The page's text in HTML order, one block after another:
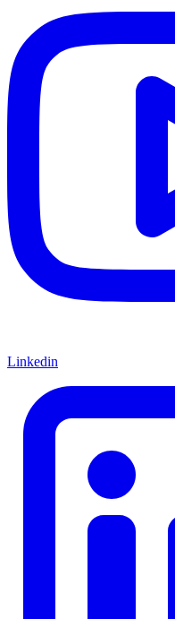
Linkedin